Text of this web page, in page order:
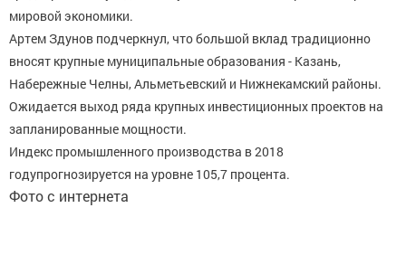
мировой экономики.
Артем Здунов подчеркнул, что большой вклад традиционно
вносят крупные муниципальные образования - Казань,
Набережные Челны, Альметьевский и Нижнекамский районы.
Ожидается выход ряда крупных инвестиционных проектов на
запланированные мощности.
Индекс промышленного производства в 2018
годупрогнозируется на уровне 105,7 процента.
Фото с интернета